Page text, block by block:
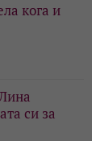
кога и
си за